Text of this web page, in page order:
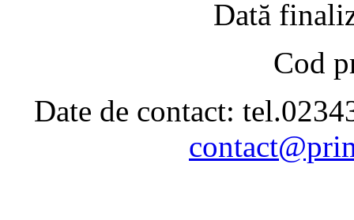
Dată
Cod
Date de contact: